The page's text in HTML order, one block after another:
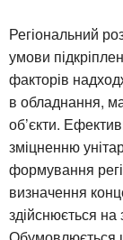
Регіональний
умови
факторів
в обладнання,
об’єкти.
зміцненню
формування
визначення
здійснюється